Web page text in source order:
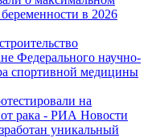
в 2026
Федерального научно-
спортивной медицины
на
рака - РИА Новости
уникальный